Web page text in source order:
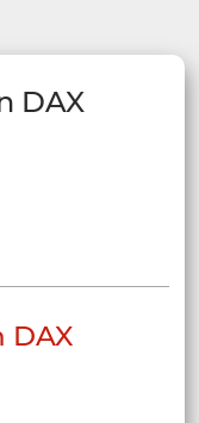
DAX
DAX